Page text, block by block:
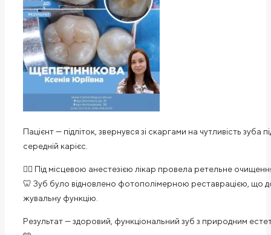
Пацієнт — підліток, звернувся зі скаргами на чутливість зуба
середній карієс.
👩‍⚕️ Під місцевою анестезією лікар провела ретельне
🦷 Зуб було відновлено фотополімерною реставрацією, що
жувальну функцію.
Результат — здоровий, функціональний зуб з природним